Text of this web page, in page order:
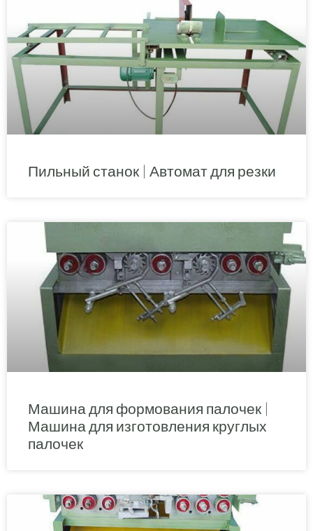
Пильный станок | Автомат для резки
Машина для формования палочек |
Машина для изготовления круглых
палочек